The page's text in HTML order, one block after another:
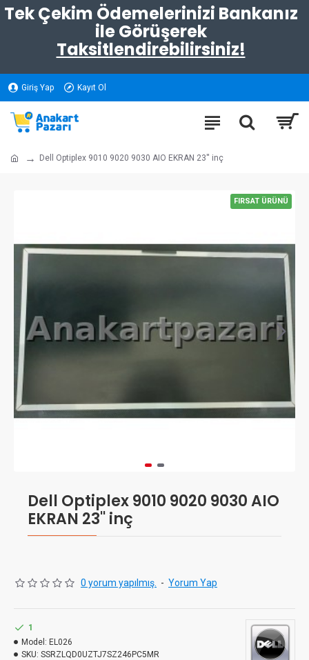
Tek Çekim Ödemelerinizi Bankanız
ile Görüşerek
Taksitlendirebilirsiniz!
Giriş Yap Kayıt Ol
Dell Optiplex 9010 9020 9030 AIO EKRAN 23'' inç
FIRSAT ÜRÜNÜ
Dell Optiplex 9010 9020 9030 AIO
EKRAN 23'' inç
0 yorum yapılmış. - Yorum Yap
1
Model: EL026
SKU: SSRZLQD0UZTJ7SZ246PC5MR